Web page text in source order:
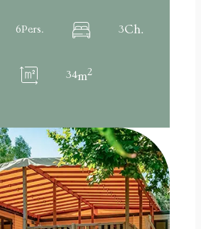
6Pers. 3Ch.
34m2